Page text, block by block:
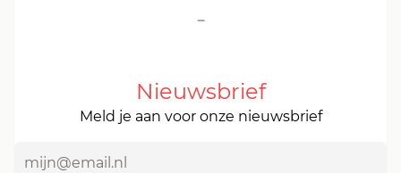
-
Nieuwsbrief
Meld je aan voor onze nieuwsbrief